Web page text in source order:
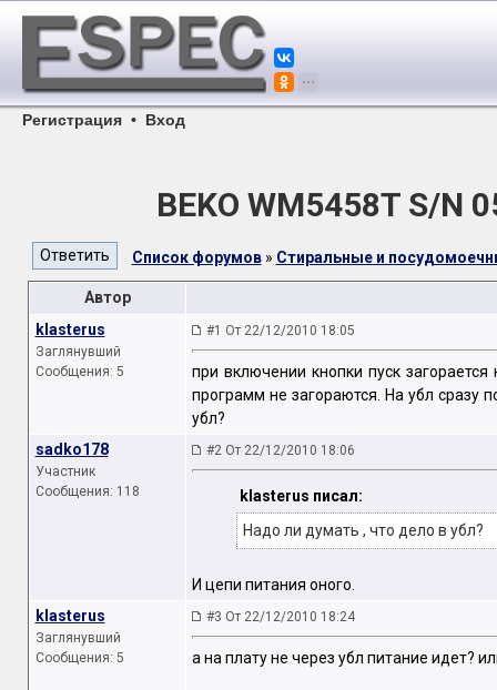
Регистрация • Вход
BEKO WM5458T S/N
Список форумов» Стиральные и
Автор
klasterus
Заглянувший
Сообщения: 5
#1 От 22/12/2010 18:05
при включении кнопки пуск
программ не загораются. На убл сразу
убл?
sadko178
Участник
Сообщения: 118
#2 От 22/12/2010 18:06
klasterus писал:
Надо ли думать , что дело в убл?
И цепи питания оного.
klasterus
Заглянувший
Сообщения: 5
#3 От 22/12/2010 18:24
а на плату не через убл питание идет?